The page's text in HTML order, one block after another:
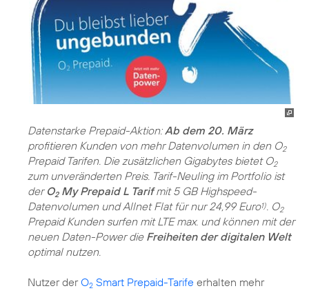
Datenstarke Prepaid-Aktion:Ab dem 20. März
profitieren Kunden von mehr Datenvolumen in den O2
Prepaid Tarifen. Die zusätzlichen Gigabytes bietet O2
zum unveränderten Preis. Tarif-Neuling im Portfolio ist
der O2My Prepaid L Tarifmit 5 GB Highspeed-
Datenvolumen und Allnet Flat für nur 24,99 Euro1) . O2
Prepaid Kunden surfen mit LTE max. und können mit der
neuen Daten-Power die Freiheiten der digitalen Welt
optimal nutzen.
Nutzer derO2 Smart Prepaid-Tarife erhalten mehr